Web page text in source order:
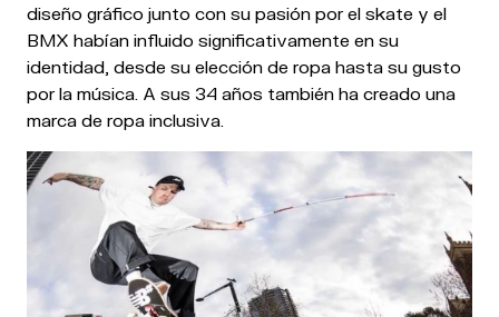
diseño gráfico junto con su pasión por el skate y el
BMX habían influido significativamente en su
identidad, desde su elección de ropa hasta su gusto
por la música. A sus 34 años también ha creado una
marca de ropa inclusiva.